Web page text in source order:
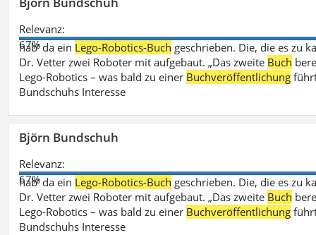
Relevanz:
67%
hab‘ da ein Lego-Robotics-Buch geschrieben. Die, die es zu
Dr. Vetter zwei Roboter mit aufgebaut. „Das zweite Buch
Lego-Robotics – was bald zu einer Buchveröffentlichung
Bundschuhs Interesse
Björn Bundschuh
Relevanz:
67%
hab‘ da ein Lego-Robotics-Buch geschrieben. Die, die es zu
Dr. Vetter zwei Roboter mit aufgebaut. „Das zweite Buch
Lego-Robotics – was bald zu einer Buchveröffentlichung
Bundschuhs Interesse